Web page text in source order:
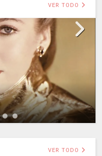
VER TODO
VER TODO